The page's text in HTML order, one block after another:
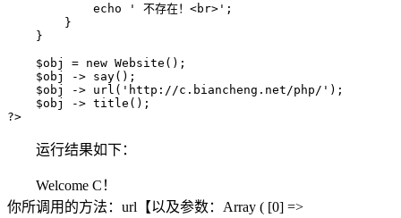
            echo ' 不存在！<br>';
        }
    }
    $obj = new Website();
    $obj -> say();
    $obj -> url('http://c.biancheng.net/php/');
    $obj -> title();
?>
运行结果如下：
Welcome C！
你所调用的方法：url【以及参数：Array ( [0] =>